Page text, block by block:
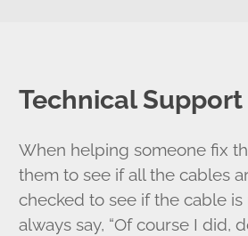
Technical Support
When helping someone fix
them to see if all the cables
checked to see if the cable
always say, “Of course I did,